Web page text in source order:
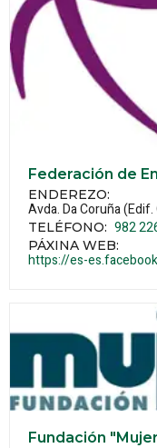
Federación de
ENDEREZO:
Avda. Da Coruña
TELÉFONO: 982
PÁXINA WEB:
https://es-
Fundación